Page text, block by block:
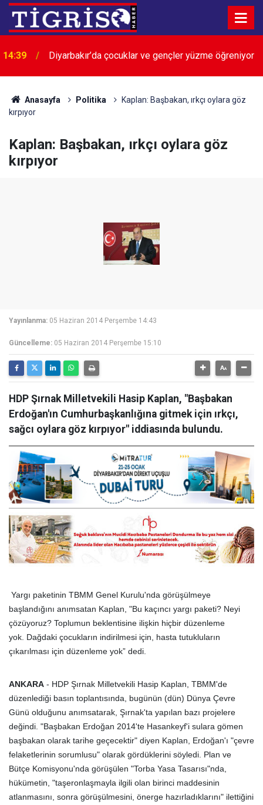
14:39 Diyarbakır’da çocuklar ve gençler yüzme öğreniyor
14:15 Dicle Baraj Gölü’ne yaklaşanlar SMS'le uyarılıyor
Anasayfa Politika
Kaplan: Başbakan, ırkçı oylara göz
kırpıyor
Kaplan: Başbakan, ırkçı oylara göz
kırpıyor
Yayınlanma: 05 Haziran 2014 Perşembe 14:43
Güncelleme: 05 Haziran 2014 Perşembe 15:10
HDP Şırnak Milletvekili Hasip Kaplan, "Başbakan
Erdoğan'ın Cumhurbaşkanlığına gitmek için ırkçı,
sağcı oylara göz kırpıyor" iddiasında bulundu.
Yargı paketinin TBMM Genel Kurulu'nda görüşülmeye
başlandığını anımsatan Kaplan, "Bu kaçıncı yargı paketi? Neyi
çözüyoruz? Toplumun beklentisine ilişkin hiçbir düzenleme
yok. Dağdaki çocukların indirilmesi için, hasta tutukluların
çıkarılması için düzenleme yok” dedi.
ANKARA - HDP Şırnak Milletvekili Hasip Kaplan, TBMM'de
düzenlediği basın toplantısında, bugünün (dün) Dünya Çevre
Günü olduğunu anımsatarak, Şırnak'ta yapılan bazı projelere
değindi. "Başbakan Erdoğan 2014'te Hasankeyf'i sulara gömen
başbakan olarak tarihe geçecektir" diyen Kaplan, Erdoğan'ı "çevre
felaketlerinin sorumlusu" olarak gördüklerini söyledi. Plan ve
Bütçe Komisyonu'nda görüşülen "Torba Yasa Tasarısı"nda,
hükümetin, "taşeronlaşmayla ilgili olan birinci maddesinin
atlanmasını, sonra görüşülmesini, önerge hazırladıklarını" ilettiğini